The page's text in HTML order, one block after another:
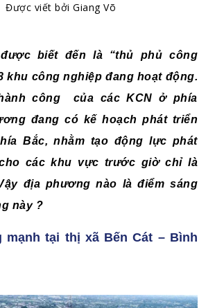
Được viết bởi Giang Võ
biết đến là “thủ phủ công
khu công nghiệp đang hoạt động.
công của các KCN ở phía
đang có kế hoạch phát triển
Bắc, nhằm tạo động lực phát
các khu vực trước giờ chỉ là
địa phương nào là điểm sáng
này ?
mạnh tại thị xã Bến Cát – Bình